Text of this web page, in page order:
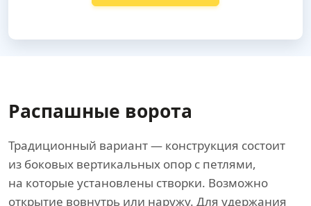
Распашные ворота
Традиционный вариант — конструкция состоит
из боковых вертикальных опор с петлями,
на которые установлены створки. Возможно
открытие вовнутрь или наружу. Для удержания